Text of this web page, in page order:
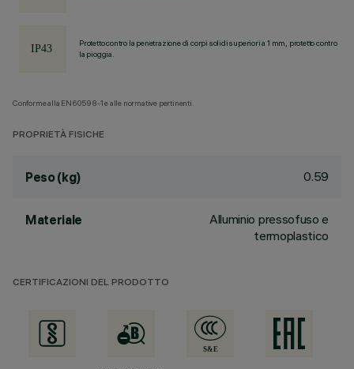
Protetto contro la penetrazione di corpi solidi superiori a 1 mm, protetto contro
la pioggia.
Conforme alla EN60598-1 e alle normative pertinenti.
PROPRIETÀ FISICHE
Peso (kg) 0.59
Materiale
Alluminio pressofuso e
termoplastico
CERTIFICAZIONI DEL PRODOTTO